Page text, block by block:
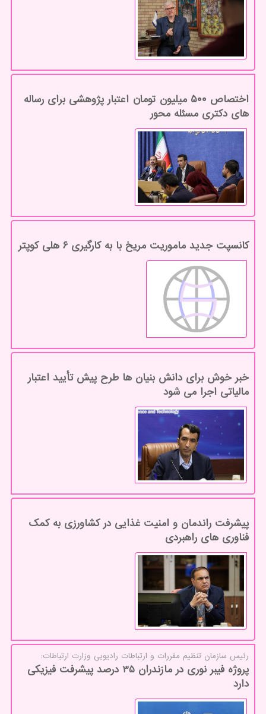
اختصاص ۵۰۰ میلیون تومان اعتبار پژوهشی برای رساله
های دکتری مسئله محور
کانسپت جدید ماموریت مریخ با به کارگیری ۶ هلی کوپتر
خبر خوش برای دانش بنیان ها طرح پیش تأیید اعتبار
مالیاتی اجرا می شود
پیشرفت راندمان و امنیت غذایی در کشاورزی به کمک
فناوری های راهبردی
رئیس سازمان تنظیم مقررات و ارتباطات رادیویی وزارت ارتباطات:
پروژه فیبر نوری در مازندران 35 درصد پیشرفت فیزیکی
دارد